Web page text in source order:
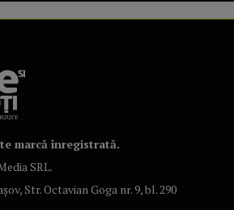
marcă înregistrată.
SRL.
Str. Octavian Goga nr. 9, bl. 290